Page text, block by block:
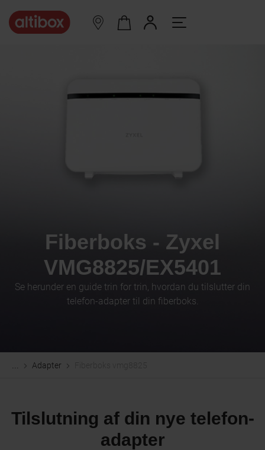
Fiberboks - Zyxel
VMG8825/EX5401
Se herunder en guide trin for trin, hvordan du tilslutter din
telefon-adapter til din fiberboks.
... Adapter
Tilslutning af din nye telefon-
adapter